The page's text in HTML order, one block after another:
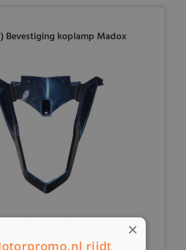
Bevestiging koplamp Madox
€ 12,99 ×
rijdt